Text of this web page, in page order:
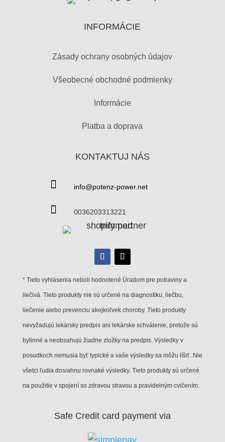
INFORMÁCIE
Zásady ochrany osobných údajov
Všeobecné obchodné podmienky
Informácie
Platba a doprava
KONTAKTUJ NÁS
 info@potenz-power.net
 0036203313221
* Tieto vyhlásenia neboli hodnotené Úradom pre potraviny a
liečivá. Tieto produkty nie sú určené na diagnostiku, liečbu,
liečenie alebo prevenciu akejkoľvek choroby. Tieto produkty
nevyžadujú lekársky predpis ani lekárske schválenie, pretože sú
bylinné a neobsahujú žiadne zložky na predpis. Výsledky v
posudkoch nemusia byť typické a vaše výsledky sa môžu líšiť. Nie
všetci ľudia dosiahnu rovnaké výsledky. Tieto produkty sú určené
na použitie v spojení so zdravou stravou a pravidelným cvičením.
Safe Credit card payment via